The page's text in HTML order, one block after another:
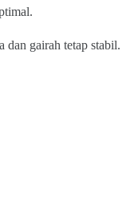
dan gairah tetap stabil.